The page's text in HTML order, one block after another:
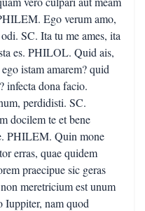
Ego verum amo,
SC. Ita tu me ames, ita
es. PHILOL. Quid ais,
istam amarem? quid
infecta dona facio.
perdidisti. SC.
docilem te et bene
PHILEM. Quin mone
erras, quae quidem
praecipue sic geras
meretricium est unum
nam quod